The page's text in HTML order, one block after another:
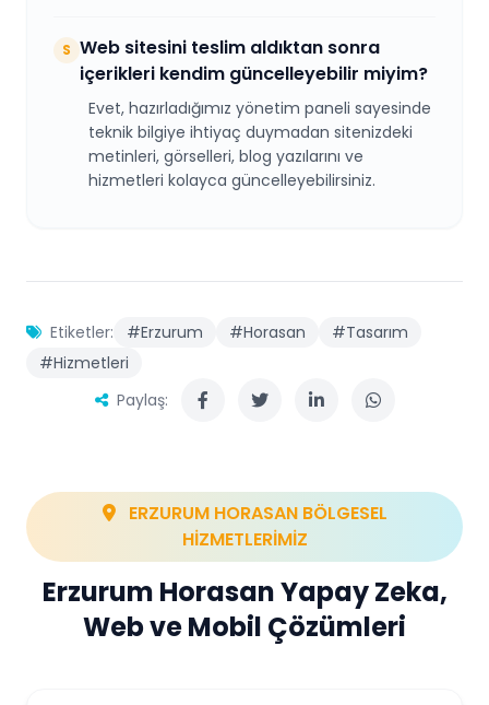
S Web sitesini teslim aldıktan sonra
içerikleri kendim güncelleyebilir miyim?
Evet, hazırladığımız yönetim paneli sayesinde
teknik bilgiye ihtiyaç duymadan sitenizdeki
metinleri, görselleri, blog yazılarını ve
hizmetleri kolayca güncelleyebilirsiniz.
Etiketler: #Erzurum #Horasan
#Tasarım
#Hizmetleri
Paylaş:
ERZURUM HORASAN BÖLGESEL
HİZMETLERİMİZ
Erzurum Horasan Yapay Zeka,
Web ve Mobil Çözümleri